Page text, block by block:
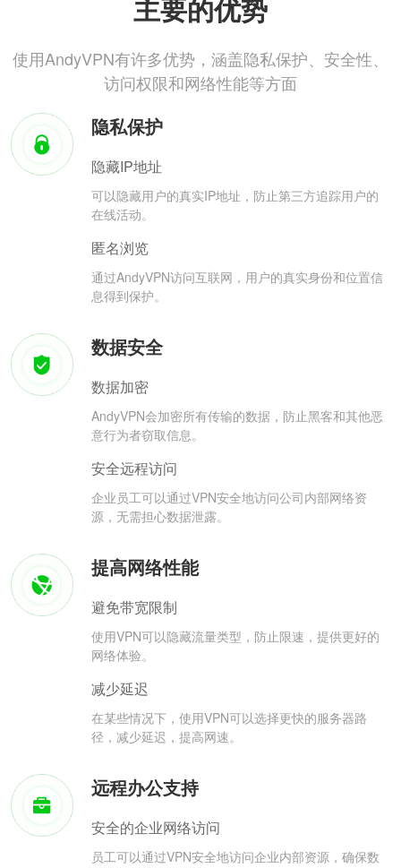
主要的优势
使用AndyVPN有许多优势，涵盖隐私保护、安全性、
访问权限和网络性能等方面
隐私保护
隐藏IP地址
可以隐藏用户的真实IP地址，防止第三方追踪用户的
在线活动。
匿名浏览
通过AndyVPN访问互联网，用户的真实身份和位置信
息得到保护。
数据安全
数据加密
AndyVPN会加密所有传输的数据，防止黑客和其他恶
意行为者窃取信息。
安全远程访问
企业员工可以通过VPN安全地访问公司内部网络资
源，无需担心数据泄露。
提高网络性能
避免带宽限制
使用VPN可以隐藏流量类型，防止限速，提供更好的
网络体验。
减少延迟
在某些情况下，使用VPN可以选择更快的服务器路
径，减少延迟，提高网速。
远程办公支持
安全的企业网络访问
员工可以通过VPN安全地访问企业内部资源，确保数